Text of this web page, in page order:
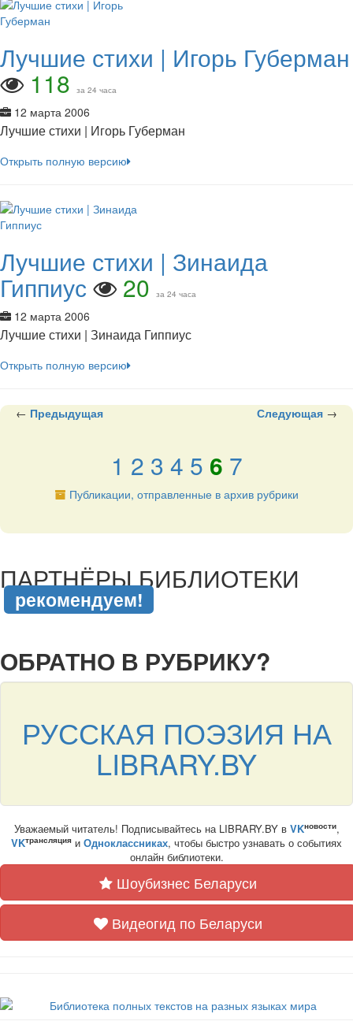
Лучшие стихи | Игорь Губерман
118 за 24 часа
12 марта 2006
Лучшие стихи | Игорь Губерман
Открыть полную версию
Лучшие стихи | Зинаида
Гиппиус 20 за 24 часа
12 марта 2006
Лучшие стихи | Зинаида Гиппиус
Открыть полную версию
← Предыдущая Следующая →
1 2 3 4 5 6 7
Публикации, отправленные в архив рубрики
ПАРТНЁРЫ БИБЛИОТЕКИ
рекомендуем!
ОБРАТНО В РУБРИКУ?
РУССКАЯ ПОЭЗИЯ НА
LIBRARY.BY
Уважаемый читатель! Подписывайтесь на LIBRARY.BY в VKновости,
VKтрансляция и Одноклассниках, чтобы быстро узнавать о событиях
онлайн библиотеки.
Шоубизнес Беларуси
Видеогид по Беларуси